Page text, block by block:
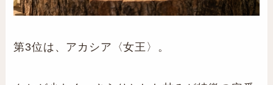
第3位は、アカシア〈女王〉。